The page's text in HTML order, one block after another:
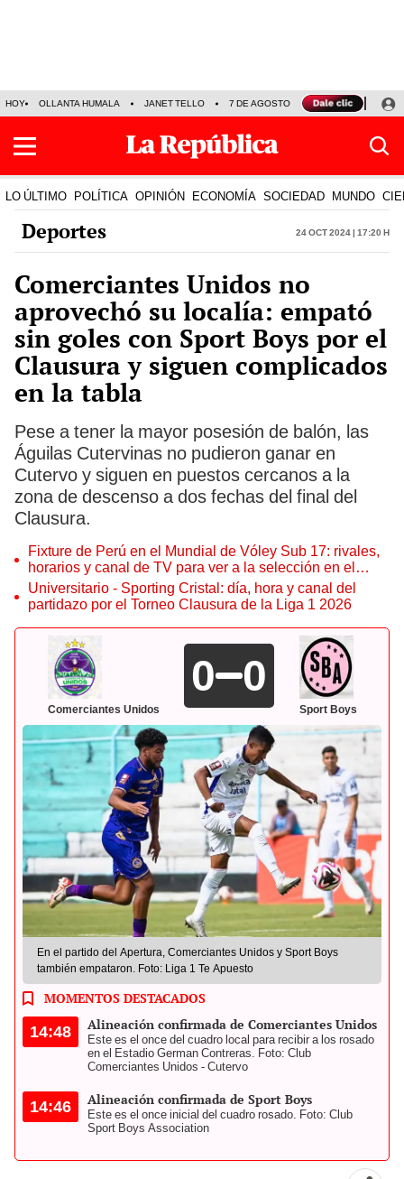
HOY OLLANTA HUMALA JANET TELLO 7 DE AGOSTO TINKA RESULTADOS
LO ÚLTIMO POLÍTICA OPINIÓN ECONOMÍA SOCIEDAD MUNDO
Deportes 24 Oct 2024 | 17:20 h
Comerciantes Unidos no
aprovechó su localía: empató
sin goles con Sport Boys por el
Clausura y siguen complicados
en la tabla
Pese a tener la mayor posesión de balón, las
Águilas Cutervinas no pudieron ganar en
Cutervo y siguen en puestos cercanos a la
zona de descenso a dos fechas del final del
Clausura.
Fixture de Perú en el Mundial de Vóley Sub 17: rivales,
horarios y canal de TV para ver a la selección en el
torneo
Universitario - Sporting Cristal: día, hora y canal del
partidazo por el Torneo Clausura de la Liga 1 2026
Comerciantes Unidos
0 0
Sport Boys
En el partido del Apertura, Comerciantes Unidos y Sport Boys
también empataron. Foto: Liga 1 Te Apuesto
MOMENTOS DESTACADOS
14:48 Alineación confirmada de Comerciantes Unidos
Este es el once del cuadro local para recibir a los rosado
en el Estadio German Contreras. Foto: Club
Comerciantes Unidos - Cutervo
14:46 Alineación confirmada de Sport Boys
Este es el once inicial del cuadro rosado. Foto: Club
Sport Boys Association